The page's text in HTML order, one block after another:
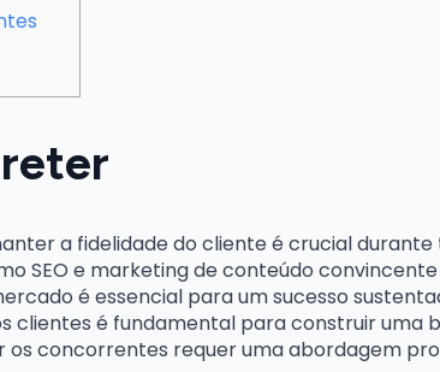
a fidelidade do cliente é crucial
SEO e marketing de conteúdo
é essencial para um sucesso
é fundamental para construir uma
concorrentes requer uma abordagem